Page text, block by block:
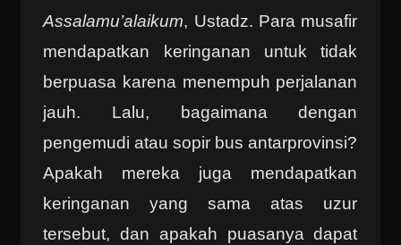
Assalamu’alaikum, Ustadz. Para musafir
mendapatkan keringanan untuk tidak
berpuasa karena menempuh perjalanan
jauh. Lalu, bagaimana dengan
pengemudi atau sopir bus antarprovinsi?
Apakah mereka juga mendapatkan
keringanan yang sama atas uzur
tersebut, dan apakah puasanya dapat